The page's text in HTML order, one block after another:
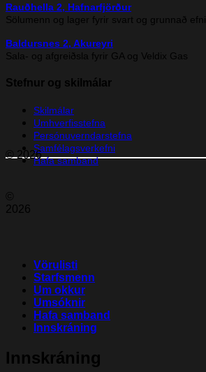
Rauðhella 2, Hafnarfjörður
Sölumenn og lager fyrir svart og grunnað efni.
Baldursnes 2, Akureyri
Sala- og afgreiðsla fyrir GA og Veldix Gas
Stefnur og skilmálar
Skilmálar
Umhverfisstefna
Persónuverndarstefna
Samfélagsverkefni
Hafa samband
© 2026
©
2026
Vörulisti
Starfsmenn
Um okkur
Umsóknir
Hafa samband
Innskráning
Innskráning